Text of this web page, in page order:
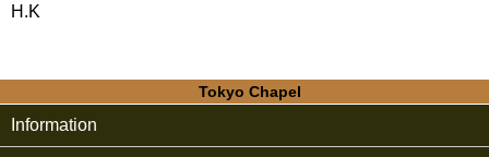
H.K
Tokyo Chapel
Information